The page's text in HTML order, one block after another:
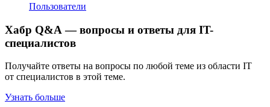
Пользователи
Хабр Q&A — вопросы и ответы для IT-
специалистов
Получайте ответы на вопросы по любой теме из области IT
от специалистов в этой теме.
Узнать больше